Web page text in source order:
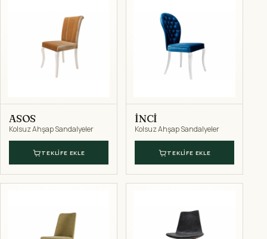
ASOS
Kolsuz Ahşap Sandalyeler
TEKLIFE EKLE
İNCİ
Kolsuz Ahşap Sandalyeler
TEKLIFE EKLE